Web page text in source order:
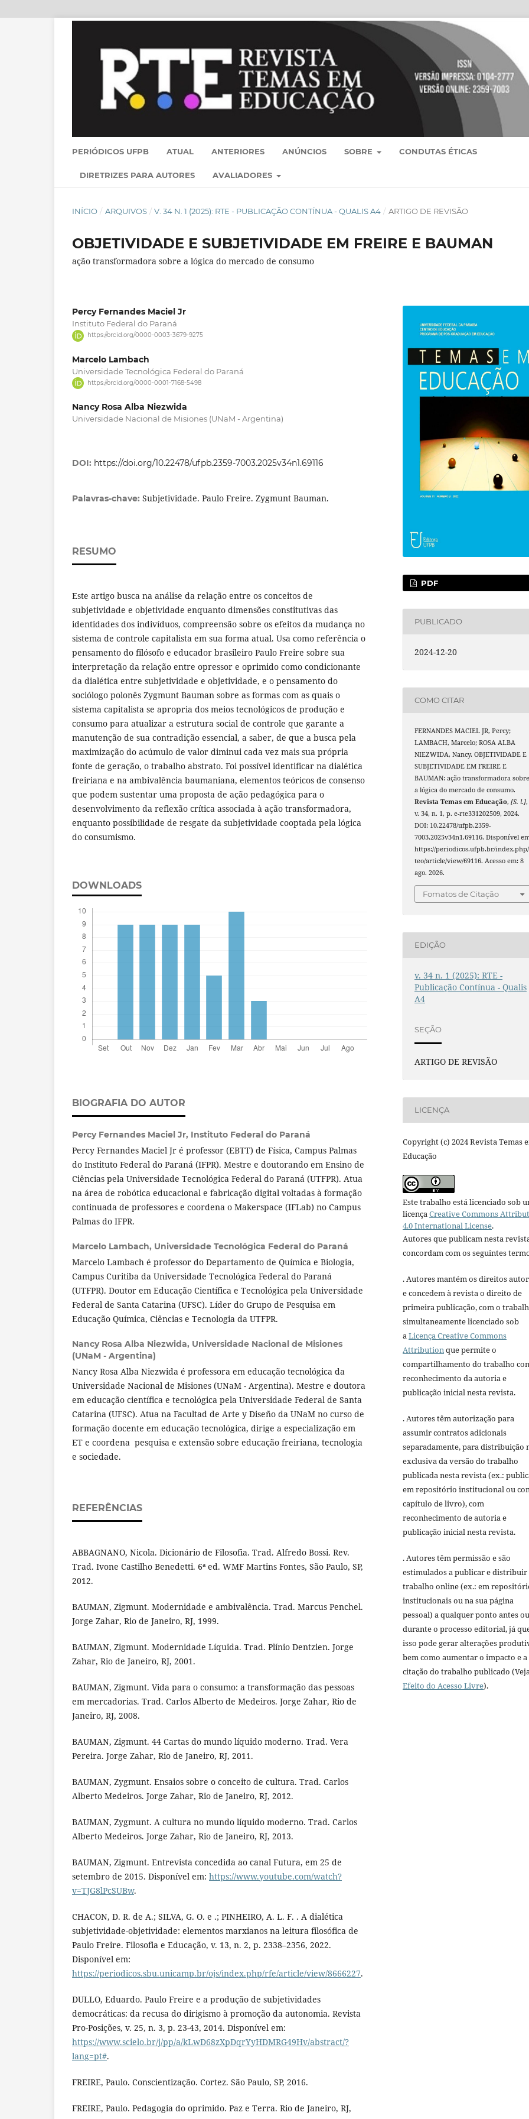
PERIÓDICOS UFPB ATUAL ANTERIORES ANÚNCIOS SOBRE CONDUTAS ÉTICAS
DIRETRIZES PARA AUTORES AVALIADORES
INÍCIO / ARQUIVOS / V. 34 N. 1 (2025): RTE - PUBLICAÇÃO CONTÍNUA - QUALIS A4 / ARTIGO DE REVISÃO
OBJETIVIDADE E SUBJETIVIDADE EM FREIRE E BAUMAN
ação transformadora sobre a lógica do mercado de consumo
Percy Fernandes Maciel Jr
Instituto Federal do Paraná
https://orcid.org/0000-0003-3679-9275
Marcelo Lambach
Universidade Tecnológica Federal do Paraná
https://orcid.org/0000-0001-7168-5498
Nancy Rosa Alba Niezwida
Universidade Nacional de Misiones (UNaM - Argentina)
DOI: https://doi.org/10.22478/ufpb.2359-7003.2025v34n1.69116
Palavras-chave: Subjetividade. Paulo Freire. Zygmunt Bauman.
RESUMO
Este artigo busca na análise da relação entre os conceitos de
subjetividade e objetividade enquanto dimensões constitutivas das
identidades dos indivíduos, compreensão sobre os efeitos da mudança no
sistema de controle capitalista em sua forma atual. Usa como referência o
pensamento do filósofo e educador brasileiro Paulo Freire sobre sua
interpretação da relação entre opressor e oprimido como condicionante
da dialética entre subjetividade e objetividade, e o pensamento do
sociólogo polonês Zygmunt Bauman sobre as formas com as quais o
sistema capitalista se apropria dos meios tecnológicos de produção e
consumo para atualizar a estrutura social de controle que garante a
manutenção de sua contradição essencial, a saber, de que a busca pela
maximização do acúmulo de valor diminui cada vez mais sua própria
fonte de geração, o trabalho abstrato. Foi possível identificar na dialética
freiriana e na ambivalência baumaniana, elementos teóricos de consenso
que podem sustentar uma proposta de ação pedagógica para o
desenvolvimento da reflexão crítica associada à ação transformadora,
enquanto possibilidade de resgate da subjetividade cooptada pela lógica
do consumismo.
DOWNLOADS
BIOGRAFIA DO AUTOR
Percy Fernandes Maciel Jr, Instituto Federal do Paraná
Percy Fernandes Maciel Jr é professor (EBTT) de Física, Campus Palmas
do Instituto Federal do Paraná (IFPR). Mestre e doutorando em Ensino de
Ciências pela Universidade Tecnológica Federal do Paraná (UTFPR). Atua
na área de robótica educacional e fabricação digital voltadas à formação
continuada de professores e coordena o Makerspace (IFLab) no Campus
Palmas do IFPR.
Marcelo Lambach, Universidade Tecnológica Federal do Paraná
Marcelo Lambach é professor do Departamento de Química e Biologia,
Campus Curitiba da Universidade Tecnológica Federal do Paraná
(UTFPR). Doutor em Educação Científica e Tecnológica pela Universidade
Federal de Santa Catarina (UFSC). Líder do Grupo de Pesquisa em
Educação Química, Ciências e Tecnologia da UTFPR.
Nancy Rosa Alba Niezwida, Universidade Nacional de Misiones
(UNaM - Argentina)
Nancy Rosa Alba Niezwida é professora em educação tecnológica da
Universidade Nacional de Misiones (UNaM - Argentina). Mestre e doutora
em educação científica e tecnológica pela Universidade Federal de Santa
Catarina (UFSC). Atua na Facultad de Arte y Diseño da UNaM no curso de
formação docente em educação tecnológica, dirige a especialização em
ET e coordena pesquisa e extensão sobre educação freiriana, tecnologia
e sociedade.
REFERÊNCIAS
ABBAGNANO, Nicola. Dicionário de Filosofia. Trad. Alfredo Bossi. Rev.
Trad. Ivone Castilho Benedetti. 6ª ed. WMF Martins Fontes, São Paulo, SP,
2012.
BAUMAN, Zigmunt. Modernidade e ambivalência. Trad. Marcus Penchel.
Jorge Zahar, Rio de Janeiro, RJ, 1999.
BAUMAN, Zigmunt. Modernidade Líquida. Trad. Plínio Dentzien. Jorge
Zahar, Rio de Janeiro, RJ, 2001.
BAUMAN, Zigmunt. Vida para o consumo: a transformação das pessoas
em mercadorias. Trad. Carlos Alberto de Medeiros. Jorge Zahar, Rio de
Janeiro, RJ, 2008.
BAUMAN, Zigmunt. 44 Cartas do mundo líquido moderno. Trad. Vera
Pereira. Jorge Zahar, Rio de Janeiro, RJ, 2011.
BAUMAN, Zygmunt. Ensaios sobre o conceito de cultura. Trad. Carlos
Alberto Medeiros. Jorge Zahar, Rio de Janeiro, RJ, 2012.
BAUMAN, Zygmunt. A cultura no mundo líquido moderno. Trad. Carlos
Alberto Medeiros. Jorge Zahar, Rio de Janeiro, RJ, 2013.
BAUMAN, Zigmunt. Entrevista concedida ao canal Futura, em 25 de
setembro de 2015. Disponível em: https://www.youtube.com/watch?
v=TJG8lPcSUBw.
CHACON, D. R. de A.; SILVA, G. O. e .; PINHEIRO, A. L. F. . A dialética
subjetividade-objetividade: elementos marxianos na leitura filosófica de
Paulo Freire. Filosofia e Educação, v. 13, n. 2, p. 2338–2356, 2022.
Disponível em:
https://periodicos.sbu.unicamp.br/ojs/index.php/rfe/article/view/8666227.
DULLO, Eduardo. Paulo Freire e a produção de subjetividades
democráticas: da recusa do dirigismo à promoção da autonomia. Revista
Pro-Posições, v. 25, n. 3, p. 23-43, 2014. Disponível em:
https://www.scielo.br/j/pp/a/kLwD68zXpDqrYyHDMRG49Hv/abstract/?
lang=pt#.
FREIRE, Paulo. Conscientização. Cortez. São Paulo, SP, 2016.
FREIRE, Paulo. Pedagogia do oprimido. Paz e Terra. Rio de Janeiro, RJ,
PDF
PUBLICADO
2024-12-20
COMO CITAR
FERNANDES MACIEL JR, Percy;
LAMBACH, Marcelo; ROSA ALBA
NIEZWIDA, Nancy. OBJETIVIDADE E
SUBJETIVIDADE EM FREIRE E
BAUMAN: ação transformadora
a lógica do mercado de consumo.
Revista Temas em Educação,[S. l.],
v. 34, n. 1, p. e-rte331202509, 2024.
DOI: 10.22478/ufpb.2359-
7003.2025v34n1.69116. Disponível
https://periodicos.ufpb.br/
teo/article/view/69116. Acesso em: 8
ago. 2026.
Fomatos de Citação
EDIÇÃO
v. 34 n. 1 (2025): RTE -
Publicação Contínua - Qualis
A4
SEÇÃO
ARTIGO DE REVISÃO
LICENÇA
Copyright (c) 2024 Revista Temas
Educação
Este trabalho está licenciado sob
licençaCreative Commons
4.0 International License.
Autores que publicam nesta
concordam com os seguintes
. Autores mantém os direitos
e concedem à revista o direito de
primeira publicação, com o
simultaneamente licenciado sob
aLicença Creative Commons
Attributionque permite o
compartilhamento do trabalho
reconhecimento da autoria e
publicação inicial nesta revista.
. Autores têm autorização para
assumir contratos adicionais
separadamente, para distribuição
exclusiva da versão do trabalho
publicada nesta revista (ex.:
em repositório institucional ou
capítulo de livro), com
reconhecimento de autoria e
publicação inicial nesta revista.
. Autores têm permissão e são
estimulados a publicar e distribuir
trabalho online (ex.: em
institucionais ou na sua página
pessoal) a qualquer ponto antes ou
durante o processo editorial, já
isso pode gerar alterações
bem como aumentar o impacto e a
citação do trabalho publicado
Efeito do Acesso Livre).